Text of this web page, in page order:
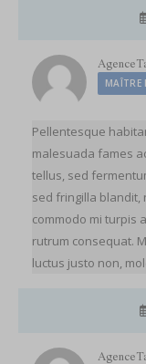
MAÎTRE
Pellentesque
malesuada fames
tellus, sed
sed fringilla blandit,
commodo mi turpis
rutrum consequat.
luctus justo non,